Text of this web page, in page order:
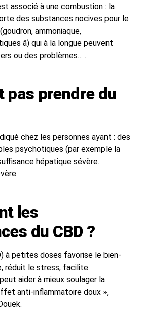
associé à une combustion : la
des substances nocives pour le
ammoniaque,
â) qui à la longue peuvent
ou des problèmes… .
pas prendre du
chez les personnes ayant : des
psychotiques (par exemple la
hépatique sévère.
les
du CBD ?
à petites doses favorise le bien-
réduit le stress, facilite
aider à mieux soulager la
anti-inflammatoire doux »,